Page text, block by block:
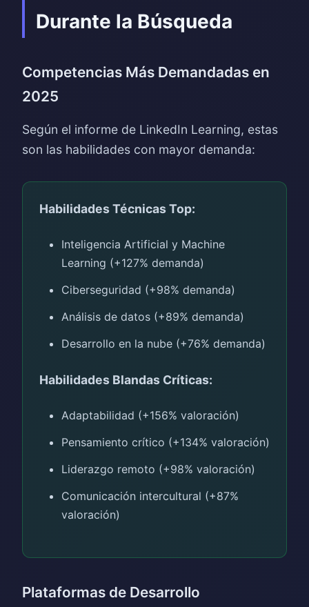
Durante la Búsqueda
Competencias Más Demandadas en
2025
Según el informe de LinkedIn Learning, estas
son las habilidades con mayor demanda:
Habilidades Técnicas Top:
Inteligencia Artificial y Machine
Learning (+127% demanda)
Ciberseguridad (+98% demanda)
Análisis de datos (+89% demanda)
Desarrollo en la nube (+76% demanda)
Habilidades Blandas Críticas:
Adaptabilidad (+156% valoración)
Pensamiento crítico (+134% valoración)
Liderazgo remoto (+98% valoración)
Comunicación intercultural (+87%
valoración)
Plataformas de Desarrollo